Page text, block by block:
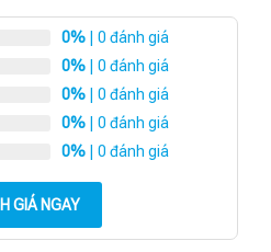
0% | 0 đánh giá
0% | 0 đánh giá
0% | 0 đánh giá
0% | 0 đánh giá
0% | 0 đánh giá
GIÁ NGAY